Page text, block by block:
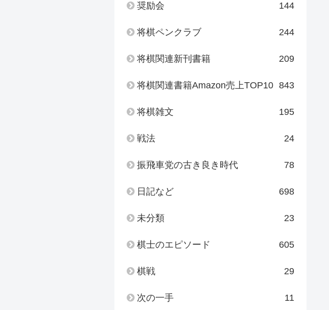
奨励会 144
将棋ペンクラブ 244
将棋関連新刊書籍 209
将棋関連書籍Amazon売上TOP10 843
将棋雑文 195
戦法 24
振飛車党の古き良き時代 78
日記など 698
未分類 23
棋士のエピソード 605
棋戦 29
次の一手 11